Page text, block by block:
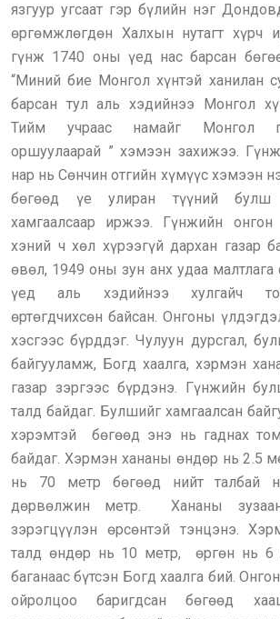
язгуур угсаат гэр бүлийн нэг
өргөмжлөгдөн Халхын нутагт хүрч
гүнж 1740 оны үед нас барсан
“Миний бие Монгол хүнтэй ханилан
барсан тул аль хэдийнээ Монгол
Тийм учраас намайг Монгол
оршуулаарай ” хэмээн захижээ.
нар нь Сөнчин отгийн хүмүүс хэмээн
бөгөөд үе улиран түүний булш
хамгаалсаар иржээ. Гүнжийн
хэний ч хөл хүрээгүй дархан газар
өвөл, 1949 оны зун анх удаа малтлага
үед аль хэдийнээ хулгайч
өртөгдчихсөн байсан. Онгоны
хэсгээс бүрддэг. Чулуун дурсгал,
байгууламж, Богд хаалга, хэрмэн
газар зэргээс бүрдэнэ. Гүнжийн
талд байдаг. Булшийг хамгаалсан
хэрэмтэй бөгөөд энэ нь гаднах
байдаг. Хэрмэн хананы өндөр нь 2.5
нь 70 метр бөгөөд нийт талбай
дөрвөлжин метр. Хананы
зэрэгцүүлэн өрсөнтэй тэнцэнэ.
талд өндөр нь 10 метр, өргөн нь 6
баганаас бүтсэн Богд хаалга бий.
ойролцоо баригдсан бөгөөд